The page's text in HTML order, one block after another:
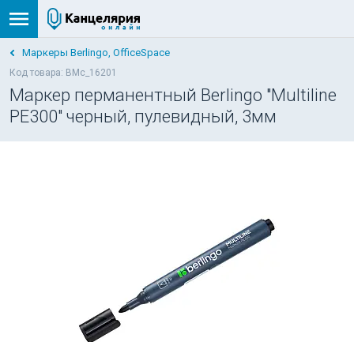
Маркеры Berlingo, OfficeSpace
Код товара: BMc_16201
Маркер перманентный Berlingo "Multiline
PE300" черный, пулевидный, 3мм